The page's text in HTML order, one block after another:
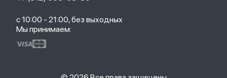
с 10:00 - 21:00, без выходных
Мы принимаем: